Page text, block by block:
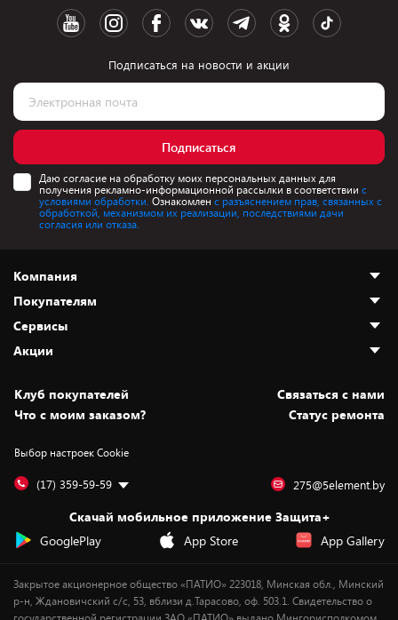
Подписаться на новости и акции
Подписаться
Даю согласие на обработку моих персональных данных для
получения рекламно-информационной рассылки в соответствии с
условиями обработки. Ознакомлен с разъяснением прав, связанных с
обработкой, механизмом их реализации, последствиями дачи
согласия или отказа.
Компания
О нас
Адреса магазинов
Новости
Статьи и обзоры
Вакансии
Дай пять добру!
Покупателям
Как сделать заказ
Оплата и доставка
Безналичный расчёт
Обмен и возврат товара
Обработка персональных данных
Подарочные карты
Сервисы
Установка техники
Для игровых консолей
Для мобильных устройств
Для компьютеров
Сервисные центры
Акции
Скидки и промокоды
Белорусские товары
Бонусы
Оплата частями
Уценка
Клуб покупателей
Cвязаться с нами
Что с моим заказом?
Статус ремонта
Выбор настроек Cookie
(17) 359-59-59 275@5element.by
Скачай мобильное приложение Защита+
GooglePlay
App Store App Gallery
Закрытое акционерное общество «ПАТИО» 223018, Минская обл., Минский
р-н, Ждановичский с/с, 53, вблизи д.Тарасово, оф. 503.1. Свидетельство о